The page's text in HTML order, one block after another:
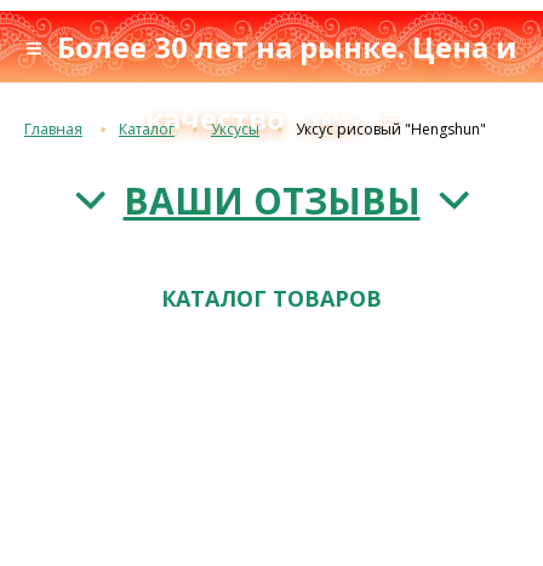
≡ Более 30 лет на рынке. Цена и
качествос 1993 г.≡
Главная Каталог Уксусы Уксус рисовый "Hengshun"
ВАШИ ОТЗЫВЫ
КАТАЛОГ ТОВАРОВ